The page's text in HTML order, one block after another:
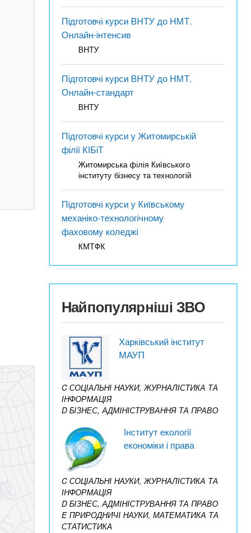
Підготовчі курси ВНТУ до НМТ.
Онлайн-інтенсив
ВНТУ
Підготовчі курси ВНТУ до НМТ.
Онлайн-стандарт
ВНТУ
Підготовчі курси у Житомирській
філії КІБіТ
Житомирська філія Київського
інституту бізнесу та технологій
Підготовчі курси у Київському
механіко-технологічному
фаховому коледжі
КМТФК
Найпопулярніші ЗВО
Харківський інститут
МАУП
C СОЦІАЛЬНІ НАУКИ, ЖУРНАЛІСТИКА ТА
ІНФОРМАЦІЯ
D БІЗНЕС, АДМІНІСТРУВАННЯ ТА ПРАВО
Інститут екології
економіки і права
C СОЦІАЛЬНІ НАУКИ, ЖУРНАЛІСТИКА ТА
ІНФОРМАЦІЯ
D БІЗНЕС, АДМІНІСТРУВАННЯ ТА ПРАВО
E ПРИРОДНИЧІ НАУКИ, МАТЕМАТИКА ТА
СТАТИСТИКА